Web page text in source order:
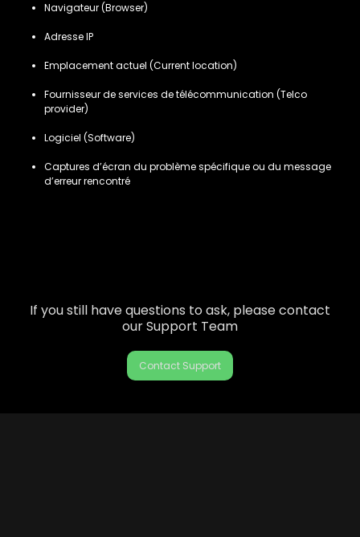
Navigateur (Browser)
Adresse IP
Emplacement actuel (Current location)
Fournisseur de services de télécommunication (Telco
provider)
Logiciel (Software)
Captures d’écran du problème spécifique ou du message
d’erreur rencontré
If you still have questions to ask, please contact
our Support Team
Contact Support